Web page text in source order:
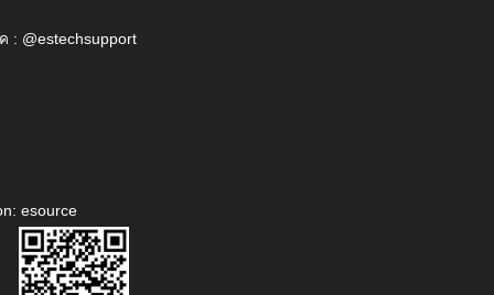
: @estechsupport
esource